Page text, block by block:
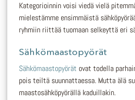
Kategorioinnin voisi viedä vielä
mielestämme ensimmäistä
ryhmiin riittää tuomaan selkeyttä eri
Sähkömaastopyörät
Sähkömaastopyörät ovat todella
pois teiltä suunnattaessa. Mutta älä
maastosähköpyörällä kaduillakin.